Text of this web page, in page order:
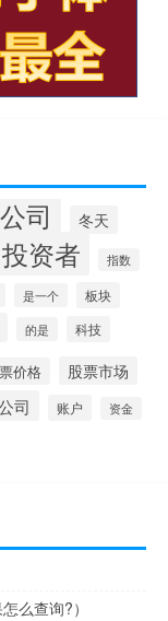
公司 冬天
投资者 指数
是一个 板块
的是 科技
价格 股票市场
司 账户 资金
么查询?）